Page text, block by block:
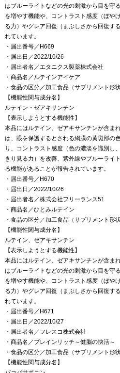
はブルーライトなどの光の刺激から目を守
を増やす機能や、コントラスト感度（ぼや
る力）やグレア回復（まぶしさから回復す
れています。
・届出番号／H669
・届出日／2022/10/26
・届出者名／エタニクス製薬株式会社
・商品名／ルテインアイケア
・食品の区分／加工食品（サプリメント形状
【機能性関与成分名】
ルテイン・ゼアキサンチン
【表示しようとする機能性】
本品にはルテイン、ゼアキサンチンが含ま
は、眼を保護するとされる網膜の黄斑部の
り、コントラスト感度（色の濃淡を識別し
きり見る力）を改善、紫外線やブルーライ
る機能があることが報告されています。
・届出番号／H670
・届出日／2022/10/26
・届出者名／株式会社フリーランス51
・商品名／ひとみルテイン
・食品の区分／加工食品（サプリメント形状
【機能性関与成分名】
ルテイン、ゼアキサンチン
【表示しようとする機能性】
本品にはルテイン、ゼアキサンチンが含ま
はブルーライトなどの光の刺激から目を守
を増やす機能や、コントラスト感度（ぼや
る力）やグレア回復（まぶしさから回復す
れています。
・届出番号／H671
・届出日／2022/10/27
・届出者名／フレスコ株式会社
・商品名／ブレインリッチ～健脳の快活～
・食品の区分／加工食品（サプリメント形状
【機能性関与成分名】